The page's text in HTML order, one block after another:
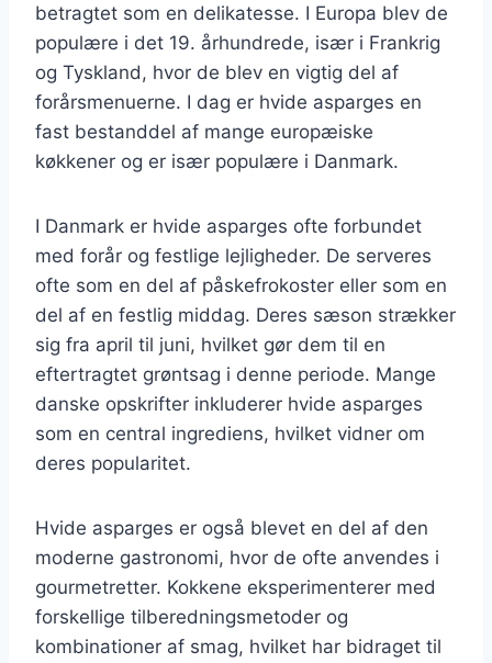
betragtet som en delikatesse. I Europa blev de
populære i det 19. århundrede, især i Frankrig
og Tyskland, hvor de blev en vigtig del af
forårsmenuerne. I dag er hvide asparges en
fast bestanddel af mange europæiske
køkkener og er især populære i Danmark.
I Danmark er hvide asparges ofte forbundet
med forår og festlige lejligheder. De serveres
ofte som en del af påskefrokoster eller som en
del af en festlig middag. Deres sæson strækker
sig fra april til juni, hvilket gør dem til en
eftertragtet grøntsag i denne periode. Mange
danske opskrifter inkluderer hvide asparges
som en central ingrediens, hvilket vidner om
deres popularitet.
Hvide asparges er også blevet en del af den
moderne gastronomi, hvor de ofte anvendes i
gourmetretter. Kokkene eksperimenterer med
forskellige tilberedningsmetoder og
kombinationer af smag, hvilket har bidraget til